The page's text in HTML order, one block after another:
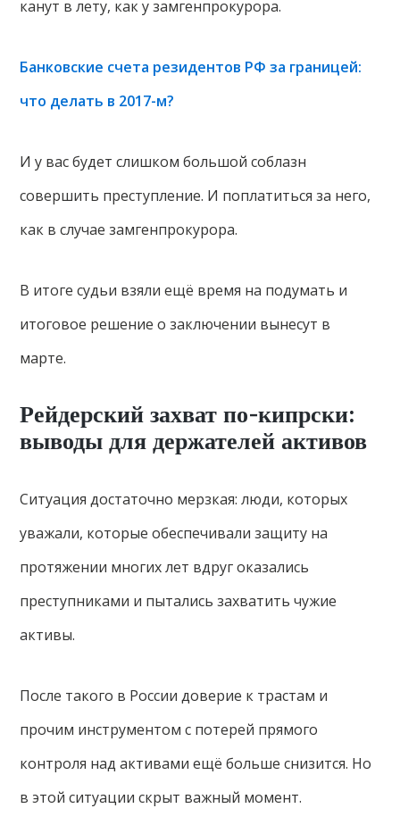
канут в лету, как у замгенпрокурора.
Банковские счета резидентов РФ за границей:
что делать в 2017-м?
И у вас будет слишком большой соблазн
совершить преступление. И поплатиться за него,
как в случае замгенпрокурора.
В итоге судьи взяли ещё время на подумать и
итоговое решение о заключении вынесут в
марте.
Рейдерский захват по-кипрски:
выводы для держателей активов
Ситуация достаточно мерзкая: люди, которых
уважали, которые обеспечивали защиту на
протяжении многих лет вдруг оказались
преступниками и пытались захватить чужие
активы.
После такого в России доверие к трастам и
прочим инструментом с потерей прямого
контроля над активами ещё больше снизится. Но
в этой ситуации скрыт важный момент.